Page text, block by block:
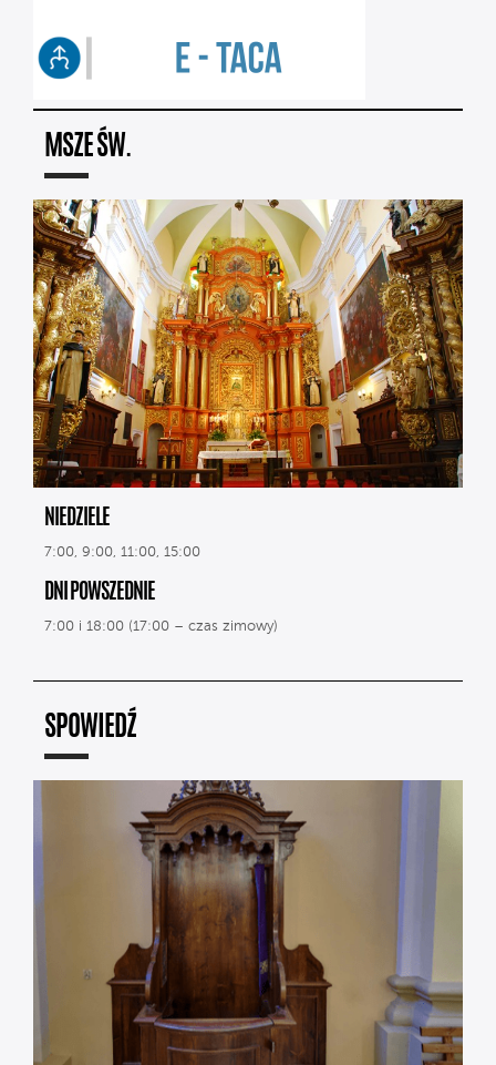
MSZE ŚW.
NIEDZIELE
7:00, 9:00, 11:00, 15:00
DNI POWSZEDNIE
7:00 i 18:00 (17:00 – czas zimowy)
SPOWIEDŹ